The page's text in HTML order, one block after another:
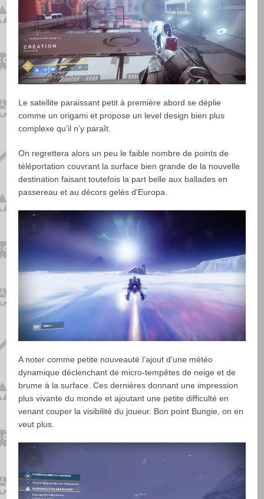
Le satellite paraissant petit à première abord se déplie
comme un origami et propose un level design bien plus
complexe qu’il n’y paraît.
On regrettera alors un peu le faible nombre de points de
téléportation couvrant la surface bien grande de la nouvelle
destination faisant toutefois la part belle aux ballades en
passereau et au décors gelés d’Europa.
A noter comme petite nouveauté l’ajout d’une météo
dynamique déclenchant de micro-tempêtes de neige et de
brume à la surface. Ces dernières donnant une impression
plus vivante du monde et ajoutant une petite difficulté en
venant couper la visibilité du joueur. Bon point Bungie, on en
veut plus.